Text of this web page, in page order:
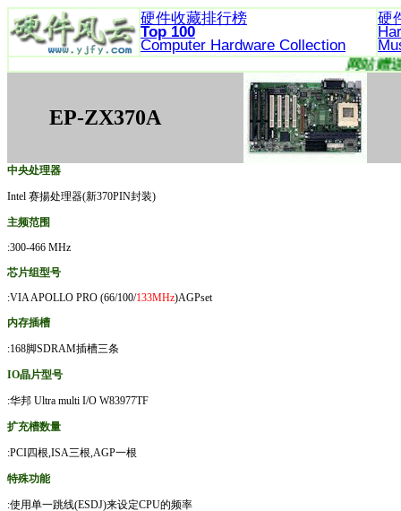
硬件收藏排行榜
Top 100
Computer Hardware Collection
硬
EP-ZX370A
中央处理器
Intel 赛揚处理器(新370PIN封装)
主频范围
:300-466 MHz
芯片组型号
:VIA APOLLO PRO (66/100/133MHz)AGPset
内存插槽
:168脚SDRAM插槽三条
IO晶片型号
:华邦 Ultra multi I/O W83977TF
扩充槽数量
:PCI四根,ISA三根,AGP一根
特殊功能
:使用单一跳线(ESDJ)来设定CPU的频率